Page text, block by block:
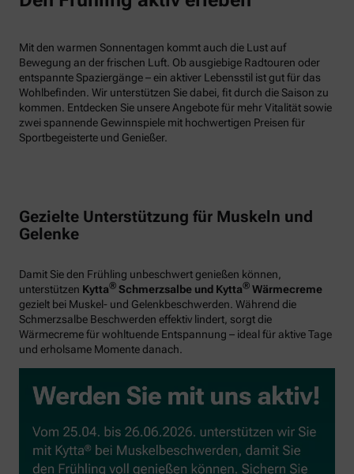
Mit den warmen Sonnentagen kommt auch die Lust auf
Bewegung an der frischen Luft. Ob ausgiebige Radtouren oder
entspannte Spaziergänge – ein aktiver Lebensstil ist gut für das
Wohlbefinden. Wir unterstützen Sie dabei, fit durch die Saison zu
kommen. Entdecken Sie unsere Angebote für mehr Vitalität sowie
zwei spannende Gewinnspiele mit hochwertigen Preisen für
Sportbegeisterte und Genießer.
Gezielte Unterstützung für Muskeln und
Gelenke
Damit Sie den Frühling unbeschwert genießen können,
unterstützen Kytta® Schmerzsalbe und Kytta® Wärmecreme
gezielt bei Muskel- und Gelenkbeschwerden. Während die
Schmerzsalbe Beschwerden effektiv lindert, sorgt die
Wärmecreme für wohltuende Entspannung – ideal für aktive Tage
und erholsame Momente danach.